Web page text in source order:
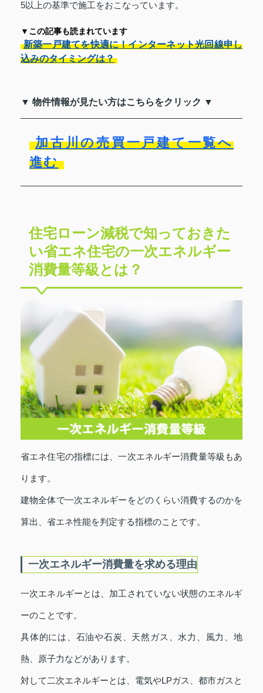
5以上の基準で施工をおこなっています。
▼この記事も読まれています
新築一戸建てを快適に！インターネット光回線申し
込みのタイミングは？
▼ 物件情報が見たい方はこちらをクリック ▼
加古川の売買一戸建て一覧へ
進む
住宅ローン減税で知っておきた
い省エネ住宅の一次エネルギー
消費量等級とは？
省エネ住宅の指標には、一次エネルギー消費量等級もあ
ります。
建物全体で一次エネルギーをどのくらい消費するのかを
算出、省エネ性能を判定する指標のことです。
一次エネルギー消費量を求める理由
一次エネルギーとは、加工されていない状態のエネルギ
ーのことです。
具体的には、石油や石炭、天然ガス、水力、風力、地
熱、原子力などがあります。
対して二次エネルギーとは、電気やLPガス、都市ガスと